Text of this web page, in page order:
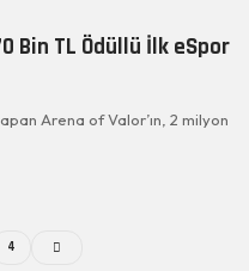
Bin TL Ödüllü İlk eSpor
Arena of Valor’ın, 2 milyon
4